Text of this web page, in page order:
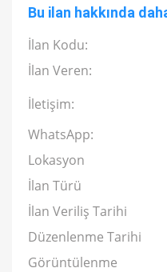
Bu ilan hakkında
İlan Kodu:
İlan Veren:
İletişim:
WhatsApp:
Lokasyon
İlan Türü
İlan Veriliş Tarihi
Düzenlenme Tarihi
Görüntülenme